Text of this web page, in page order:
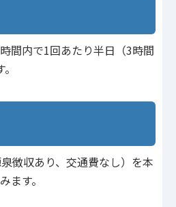
間内で1回あたり半日（3時間
徴収あり、交通費なし）を本
ます。